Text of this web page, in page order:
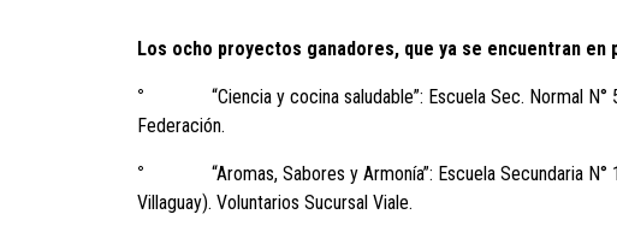
Los ocho proyectos ganadores, que ya se encuentran
° “Ciencia y cocina saludable”: Escuela Sec. Normal N° 5
Federación.
° “Aromas, Sabores y Armonía”: Escuela Secundaria N°
Villaguay). Voluntarios Sucursal Viale.